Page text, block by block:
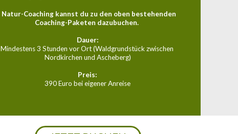
Natur-Coaching kannst du zu den oben bestehenden
Coaching-Paketen dazubuchen.
Dauer:
Mindestens 3 Stunden vor Ort (Waldgrundstück zwischen
Nordkirchen und Ascheberg)
Preis:
390 Euro bei eigener Anreise